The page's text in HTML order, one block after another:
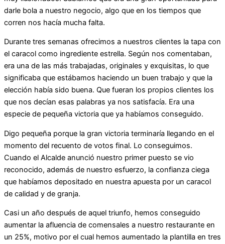
darle bola a nuestro negocio, algo que en los tiempos que
corren nos hacía mucha falta.
Durante tres semanas ofrecimos a nuestros clientes la tapa con
el caracol como ingrediente estrella. Según nos comentaban,
era una de las más trabajadas, originales y exquisitas, lo que
significaba que estábamos haciendo un buen trabajo y que la
elección había sido buena. Que fueran los propios clientes los
que nos decían esas palabras ya nos satisfacía. Era una
especie de pequeña victoria que ya habíamos conseguido.
Digo pequeña porque la gran victoria terminaría llegando en el
momento del recuento de votos final. Lo conseguimos.
Cuando el Alcalde anunció nuestro primer puesto se vio
reconocido, además de nuestro esfuerzo, la confianza ciega
que habíamos depositado en nuestra apuesta por un caracol
de calidad y de granja.
Casi un año después de aquel triunfo, hemos conseguido
aumentar la afluencia de comensales a nuestro restaurante en
un 25%, motivo por el cual hemos aumentado la plantilla en tres